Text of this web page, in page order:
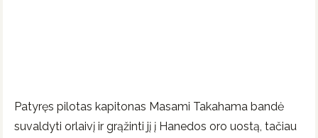
Patyręs pilotas kapitonas Masami Takahama bandė
suvaldyti orlaivį ir grąžinti jį į Hanedos oro uostą, tačiau